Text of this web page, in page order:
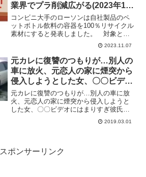
業界でプラ削減広がる(2023年11
月7日)
コンビニ大手のローソンは自社製品のペ
ットボトル飲料の容器を100％リサイクル
素材にすると発表しました。 対象とな
るのは「麦茶」や「ジャスミン茶」など
ローソンのオリジナル商品のペットボト
ル飲料7品です。 リサイクル素材を
100％使用したボトル...
2023.11.07
元カレに復讐のつもりが…別人の
車に放火、元恋人の家に煙突から
侵入しようとした女、〇〇ビデオ
にはまりすぎ彼氏と仕事を失った
女性他、元カノにまつわる話題ま
とめ – トモニュース
元カレに復讐のつもりが…別人の車に放
火、元恋人の家に煙突から侵入しようと
した女、〇〇ビデオにはまりすぎ彼氏と
仕事を失った女性…他、元カノにまつわ
る話題をピックアップ！1.米フロリダ州
2019.03.01
スポンサーリンク